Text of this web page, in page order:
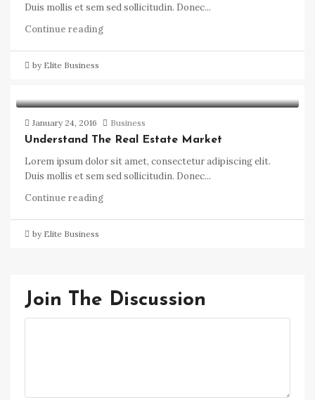
Duis mollis et sem sed sollicitudin. Donec...
Continue reading
by Elite Business
January 24, 2016 Business
Understand The Real Estate Market
Lorem ipsum dolor sit amet, consectetur adipiscing elit.
Duis mollis et sem sed sollicitudin. Donec...
Continue reading
by Elite Business
Join The Discussion